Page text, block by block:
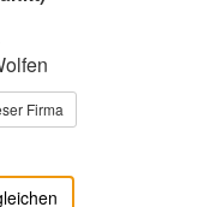
Firma